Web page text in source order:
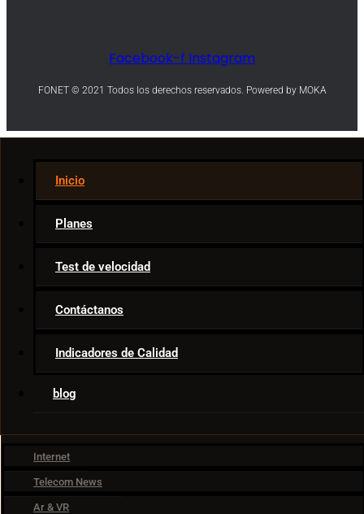
Internet
Telecom News
Smart Home
Game Tips
Inicio
Planes
Test de velocidad
Contáctanos
Indicadores de Calidad
blog
Internet
Telecom News
Ar & VR
Facebook-f Instagram
FONET © 2021 Todos los derechos reservados. Powered by MOKA